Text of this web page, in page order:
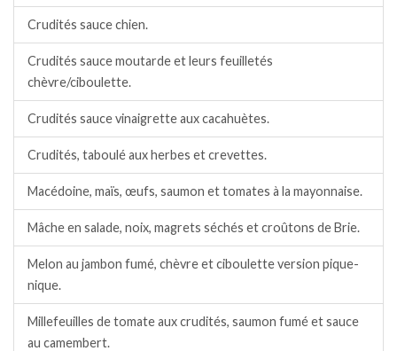
Crudités sauce chien.
Crudités sauce moutarde et leurs feuilletés
chèvre/ciboulette.
Crudités sauce vinaigrette aux cacahuètes.
Crudités, taboulé aux herbes et crevettes.
Macédoine, maïs, œufs, saumon et tomates à la mayonnaise.
Mâche en salade, noix, magrets séchés et croûtons de Brie.
Melon au jambon fumé, chèvre et ciboulette version pique-
nique.
Millefeuilles de tomate aux crudités, saumon fumé et sauce
au camembert.